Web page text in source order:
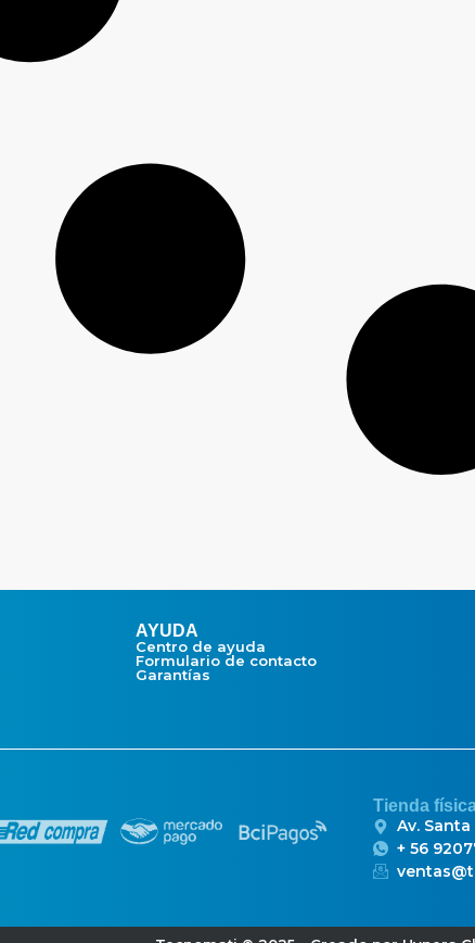
AYUDA
Centro de ayuda
Formulario de contacto
Garantías
Tienda
Av.
+ 56